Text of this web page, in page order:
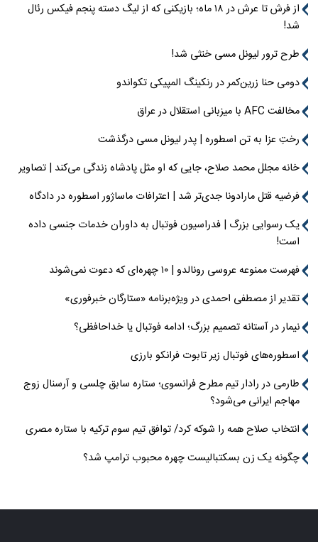
از فرش تا عرش در ۱۸ ماه؛ بازیکنی که از لیگ دسته پنجم فیکس رئال
شد!
طرح ترور لیونل مسی خنثی شد!
دومی حنا زرین‌کمر در رنکینگ المپیکی تکواندو
مخالفت AFC با میزبانی استقلال در عراق
رختِ عزا به تن اسطوره | پدر لیونل مسی درگذشت
خانه مجلل محمد صلاح، جایی که او مثل پادشاه زندگی می‌کند | تصاویر
فرضیه قتل مارادونا جدی‌تر شد | اعترافات ماساژور اسطوره در دادگاه
یک رسوایی بزرگ | فدراسیون فوتبال به داوران خدمات جنسی داده
است!
فهرست ممنوعه عروسی رونالدو | ۱۰ چهره‌ای که دعوت نمی‌شوند
تقدیر از مصطفی احمدی در ویژه‌برنامه «ستارگان خبرفوری»
نیمار در آستانه تصمیم بزرگ؛ ادامه فوتبال یا خداحافظی؟
اسطوره‌های فوتبال زیر تابوت فرانکو بارزی
طارمی در رادار تیم مطرح فرانسوی؛ ستاره سابق چلسی و آرسنال زوج
مهاجم ایرانی می‌شود؟
انتخاب صلاح همه را شوکه کرد/ توافق تیم سوم ترکیه با ستاره مصری
چگونه یک زن بسکتبالیست چهره محبوب ترامپ شد؟